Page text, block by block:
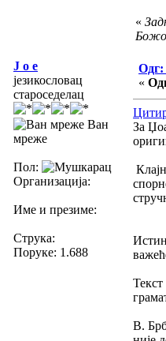
«
J o e
језикословац
староседелац
Ван
мреже
Пол:
Организација:
Име и презиме:
Струка:
Поруке: 1.688
Одг:
«
За
В.